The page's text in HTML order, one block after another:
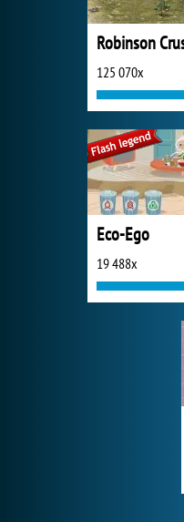
125 070x
Eco-Ego
19 488x